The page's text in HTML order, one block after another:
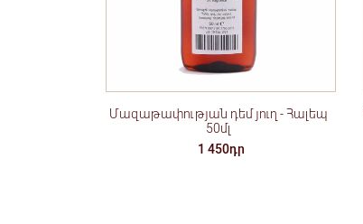
Մազաթափության դեմ յուղ - Հալեպ
50մլ
1 450դր